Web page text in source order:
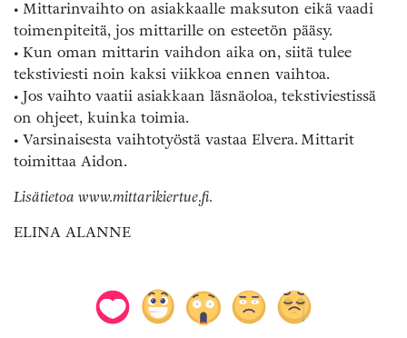
• Mittarinvaihto on asiakkaalle maksuton eikä vaadi
toimenpiteitä, jos mittarille on esteetön pääsy.
• Kun oman mittarin vaihdon aika on, siitä tulee
tekstiviesti noin kaksi viikkoa ennen vaihtoa.
• Jos vaihto vaatii asiakkaan läsnäoloa, tekstiviestissä
on ohjeet, kuinka toimia.
• Varsinaisesta vaihtotyöstä vastaa Elvera. Mittarit
toimittaa Aidon.
Lisätietoa www.mittarikiertue.fi.
ELINA ALANNE